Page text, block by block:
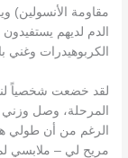
مقاومة
الدم لديهم
الكربوهيدرات وغني
الرغم من أن طولي
مريح لي – ملابسي لم